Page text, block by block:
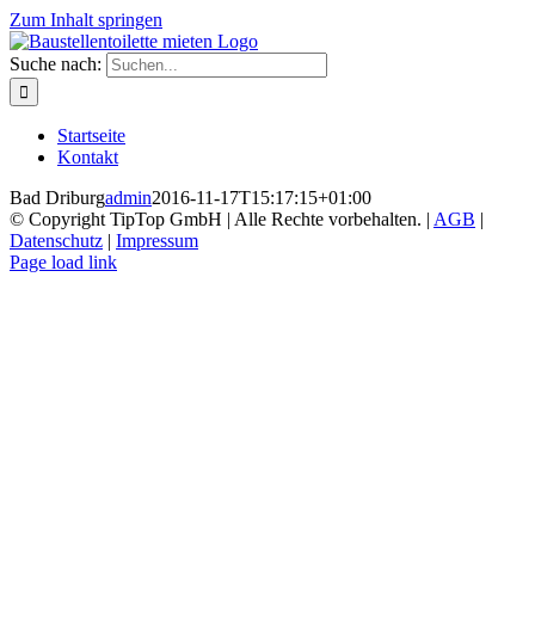
Zum Inhalt springen
Suche nach:
Startseite
Kontakt
Bad Driburgadmin2016-11-17T15:17:15+01:00
© Copyright TipTop GmbH | Alle Rechte vorbehalten. | AGB |
Datenschutz | Impressum
Page load link